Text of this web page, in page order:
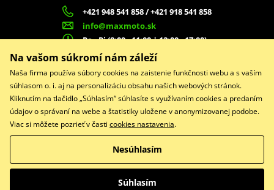
+421 948 541 858 / +421 918 541 858
info@maxmoto.sk
Po - Pi (8:00 - 11:00 | 12:00 - 17:00)
MAX
MOTO s.r.o.
Slovenských dobrovoľníkov 1439
022 01 Čadca
Facebook
Copyright © 2026 www.maxmotoshop.sk
Všetky práva vyhradené
Prepnúť na klasickú verziu
Na vašom súkromí nám záleží
Naša firma používa súbory cookies na zaistenie funkčnosti webu a s vaším
súhlasom o. i. aj na personalizáciu obsahu našich webových stránok.
Kliknutím na tlačidlo „Súhlasím“ súhlasíte s využívaním cookies a predaním
údajov o správaní na webe a štatistiky uložene v anonymizovanej podobe.
Viac si môžete pozrieť v časti cookies nastavenia.
Nesúhlasím
Súhlasím